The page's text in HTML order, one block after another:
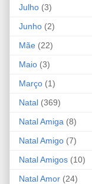
Julho (3)
Junho (2)
Mãe (22)
Maio (3)
Março (1)
Natal (369)
Natal Amiga (8)
Natal Amigo (7)
Natal Amigos (10)
Natal Amor (24)